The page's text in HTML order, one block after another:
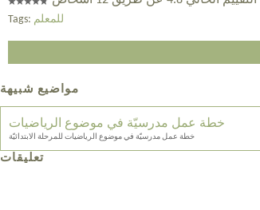
Tags: للمعلم
مواضيع شبيهة
خطة عمل مدرسيّة في موضوع الرياضيات
خطة عمل مدرسيّة في موضوع الرياضيات للمرحلة الابتدائيّة
تعليقات